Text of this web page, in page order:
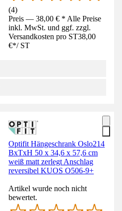
(4)
Preis — 38,00 € * Alle Preise
inkl. MwSt. und ggf. zzgl.
Versandkosten pro ST38,00
€*/ ST
Optifit Hängeschrank Oslo214
BxTxH 50 x 34,6 x 57,6 cm
weiß matt zerlegt Anschlag
reversibel KUOS O506-9+
Artikel wurde noch nicht
bewertet.